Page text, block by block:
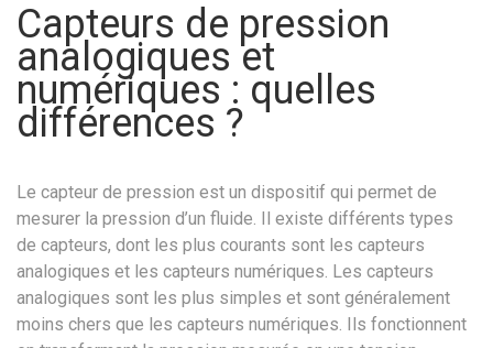
Capteurs de pression
analogiques et
numériques : quelles
différences ?
Le capteur de pression est un dispositif qui permet de
mesurer la pression d’un fluide. Il existe différents types
de capteurs, dont les plus courants sont les capteurs
analogiques et les capteurs numériques. Les capteurs
analogiques sont les plus simples et sont généralement
moins chers que les capteurs numériques. Ils fonctionnent